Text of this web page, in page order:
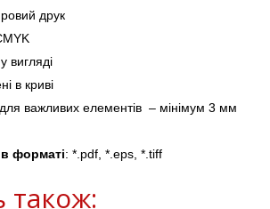
друк
вигляді
в криві
важливих елементів  – мінімум 3 мм
форматі: *.pdf, *.eps, *.tiff
також: